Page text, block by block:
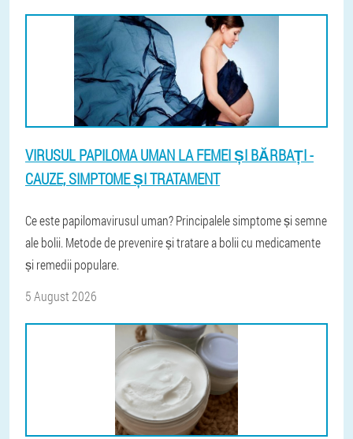
VIRUSUL PAPILOMA UMAN LA FEMEI ȘI BĂRBAȚI -
CAUZE, SIMPTOME ȘI TRATAMENT
Ce este papilomavirusul uman? Principalele simptome și semne
ale bolii. Metode de prevenire și tratare a bolii cu medicamente
și remedii populare.
5 August 2026